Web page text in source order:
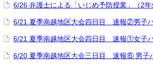
6/26 弁護士による「いじめ予防授業」（2年
6/21 夏季南越地区大会四日目 速報②男子
6/21 夏季南越地区大会四日目 速報①女子
6/20 夏季南越地区大会三日目 速報⑥ 男子